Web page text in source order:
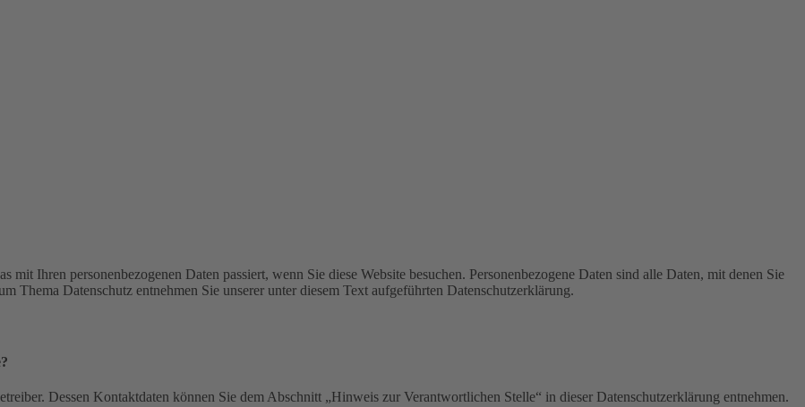
Ihren personenbezogenen Daten passiert, wenn Sie diese Website besuchen. Personenbezogene Daten sind alle Daten, mit denen Sie
Datenschutz entnehmen Sie unserer unter diesem Text aufgeführten Datenschutzerklärung.
Dessen Kontaktdaten können Sie dem Abschnitt „Hinweis zur Verantwortlichen Stelle“ in dieser Datenschutzerklärung entnehmen.